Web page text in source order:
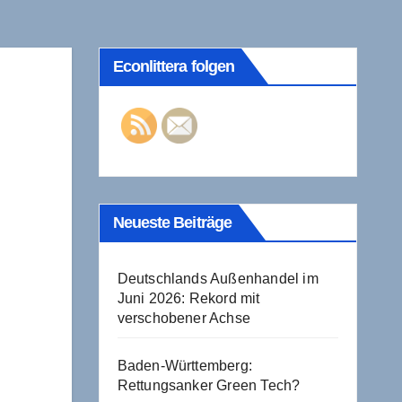
Econlittera folgen
Neueste Beiträge
Deutschlands Außenhandel im
Juni 2026: Rekord mit
verschobener Achse
Baden-Württemberg:
Rettungsanker Green Tech?